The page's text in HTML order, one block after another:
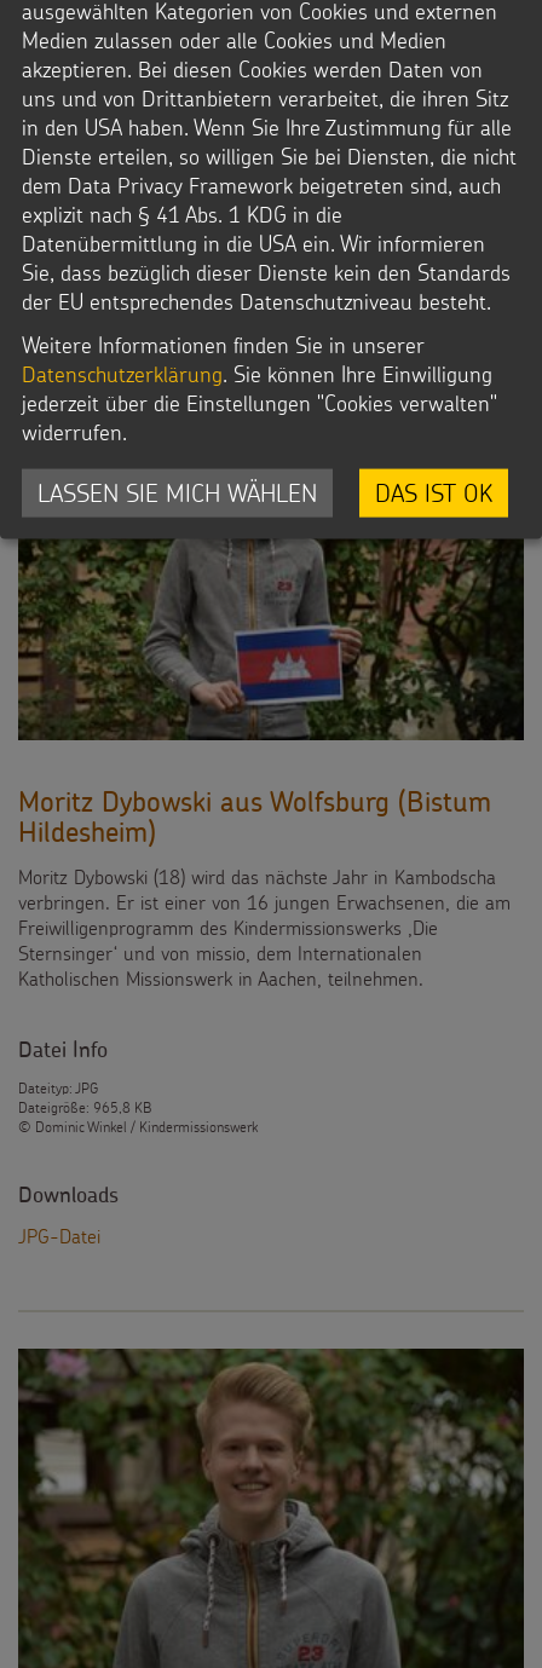
Katholischen Missionswerk in Aachen, teilnehmen. – Für viele
der Freiwilligen war es das erste Interview.
Datei Info
Dateigröße: 818,2 KB
© Dominic Winkel / Kindermissionswerk
Downloads
JPG-Datei
Moritz Dybowski aus Wolfsburg (Bistum
Hildesheim)
Moritz Dybowski (18) wird das nächste Jahr in Kambodscha
verbringen. Er ist einer von 16 jungen Erwachsenen, die am
Freiwilligenprogramm des Kindermissionswerks ,Die
Sternsinger‘ und von missio, dem Internationalen
Katholischen Missionswerk in Aachen, teilnehmen.
Datei Info
Dateityp: JPG
Dateigröße: 965,8 KB
© Dominic Winkel / Kindermissionswerk
Downloads
JPG-Datei
ausgewählten Kategorien von Cookies und externen
Medien zulassen oder alle Cookies und Medien
akzeptieren. Bei diesen Cookies werden Daten von
uns und von Drittanbietern verarbeitet, die ihren Sitz
in den USA haben. Wenn Sie Ihre Zustimmung für alle
Dienste erteilen, so willigen Sie bei Diensten, die nicht
dem Data Privacy Framework beigetreten sind, auch
explizit nach § 41 Abs. 1 KDG in die
Datenübermittlung in die USA ein. Wir informieren
Sie, dass bezüglich dieser Dienste kein den Standards
der EU entsprechendes Datenschutzniveau besteht.
Weitere Informationen finden Sie in unserer
Datenschutzerklärung. Sie können Ihre Einwilligung
jederzeit über die Einstellungen "Cookies verwalten"
widerrufen.
LASSEN SIE MICH WÄHLEN DAS IST OK